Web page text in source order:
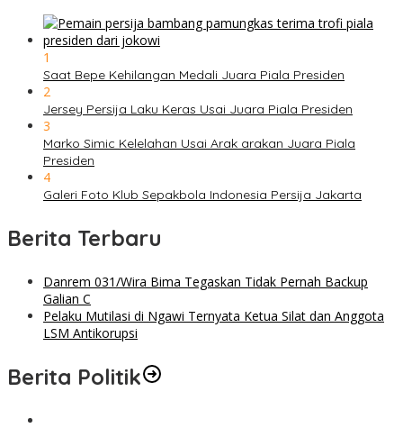
1
Saat Bepe Kehilangan Medali Juara Piala Presiden
2
Jersey Persija Laku Keras Usai Juara Piala Presiden
3
Marko Simic Kelelahan Usai Arak arakan Juara Piala
Presiden
4
Galeri Foto Klub Sepakbola Indonesia Persija Jakarta
Berita Terbaru
Danrem 031/Wira Bima Tegaskan Tidak Pernah Backup
Galian C
Pelaku Mutilasi di Ngawi Ternyata Ketua Silat dan Anggota
LSM Antikorupsi
Berita Politik